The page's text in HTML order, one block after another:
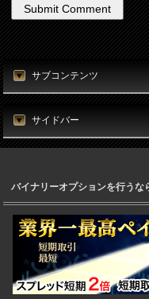
サブコンテンツ
サイドバー
バイナリーオプションを行うな